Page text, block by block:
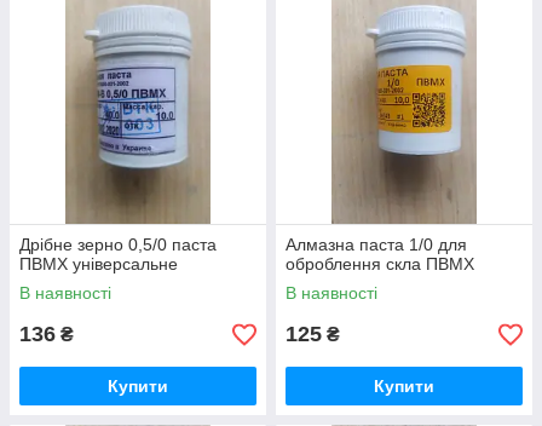
Дрібне зерно 0,5/0 паста
ПВМХ універсальне
В наявності
136 ₴
Купити
Алмазна паста 1/0 для
оброблення скла ПВМХ
В наявності
125 ₴
Купити